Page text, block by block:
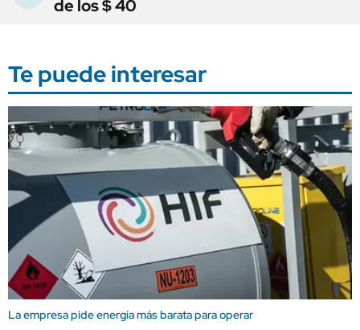
de los $ 40
Te puede interesar
La empresa pide energía más barata para operar